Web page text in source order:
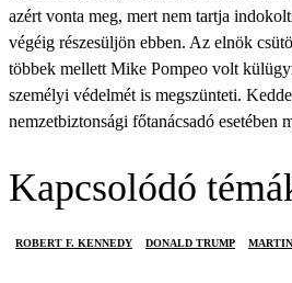
azért vonta meg, mert nem tartja
végéig részesüljön ebben. Az elnök
többek mellett Mike Pompeo volt
személyi védelmét is megszünteti.
nemzetbiztonsági főtanácsadó esetében
Kapcsolódó
ROBERT F. KENNEDY DONALD TRUMP